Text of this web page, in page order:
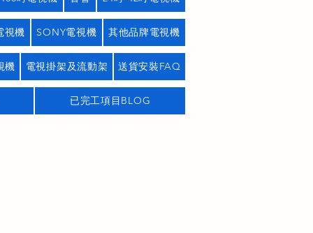
視機 SONY電視機 其他品牌電視機
機 電視掛架及流動架 送貨安裝FAQ
已完工項目BLOG